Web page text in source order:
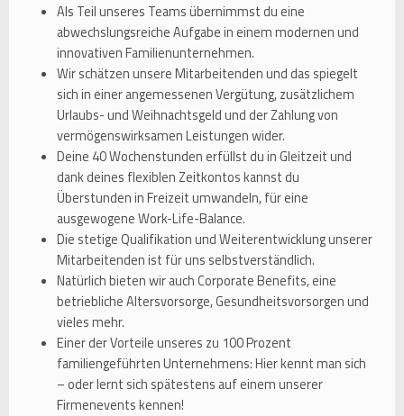
Als Teil unseres Teams übernimmst du eine
abwechslungsreiche Aufgabe in einem modernen und
innovativen Familienunternehmen.
Wir schätzen unsere Mitarbeitenden und das spiegelt
sich in einer angemessenen Vergütung, zusätzlichem
Urlaubs- und Weihnachtsgeld und der Zahlung von
vermögenswirksamen Leistungen wider.
Deine 40 Wochenstunden erfüllst du in Gleitzeit und
dank deines flexiblen Zeitkontos kannst du
Überstunden in Freizeit umwandeln, für eine
ausgewogene Work-Life-Balance.
Die stetige Qualifikation und Weiterentwicklung unserer
Mitarbeitenden ist für uns selbstverständlich.
Natürlich bieten wir auch Corporate Benefits, eine
betriebliche Altersvorsorge, Gesundheitsvorsorgen und
vieles mehr.
Einer der Vorteile unseres zu 100 Prozent
familiengeführten Unternehmens: Hier kennt man sich
– oder lernt sich spätestens auf einem unserer
Firmenevents kennen!